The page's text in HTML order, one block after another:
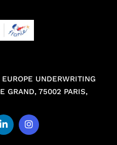
UNDERWRITING
GRAND, 75002 PARIS,